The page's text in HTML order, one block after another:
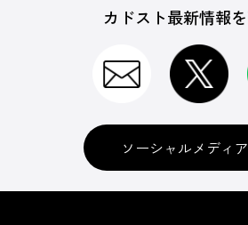
カドスト最新情報
ソーシャルメディ